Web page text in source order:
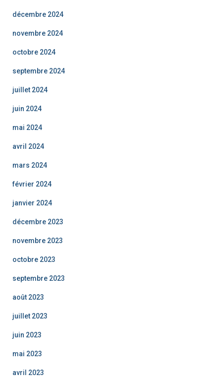
décembre 2024
novembre 2024
octobre 2024
septembre 2024
juillet 2024
juin 2024
mai 2024
avril 2024
mars 2024
février 2024
janvier 2024
décembre 2023
novembre 2023
octobre 2023
septembre 2023
août 2023
juillet 2023
juin 2023
mai 2023
avril 2023